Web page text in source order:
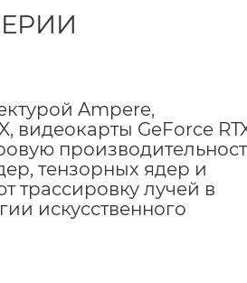
Ampere,
видеокарты GeForce
тензорных ядер и
трассировку лучей в
искусственного